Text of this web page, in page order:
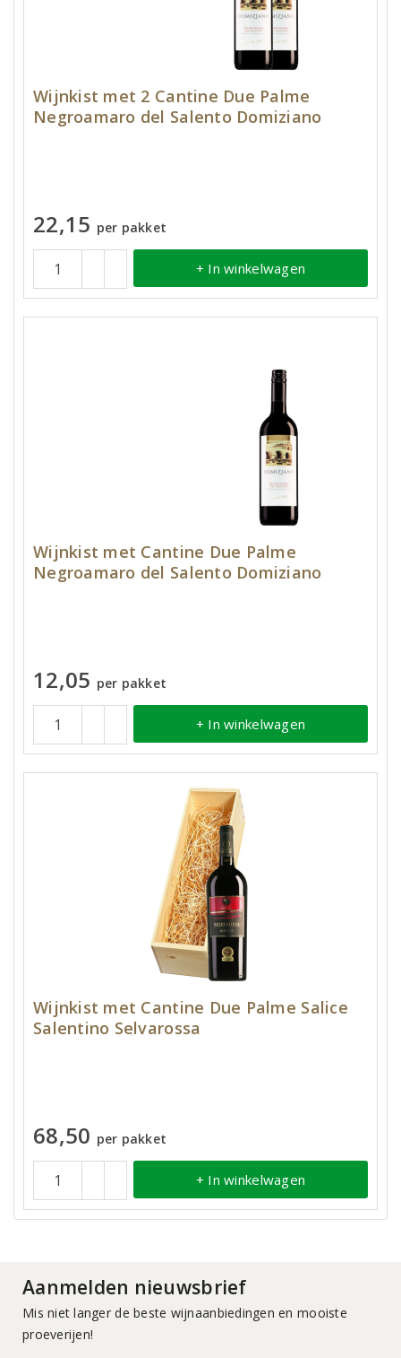
Wijnkist met 2 Cantine Due Palme
Negroamaro del Salento Domiziano
22,15 per pakket
+ In winkelwagen
Wijnkist met Cantine Due Palme
Negroamaro del Salento Domiziano
12,05 per pakket
+ In winkelwagen
Wijnkist met Cantine Due Palme Salice
Salentino Selvarossa
68,50 per pakket
+ In winkelwagen
Aanmelden nieuwsbrief
Mis niet langer de beste wijnaanbiedingen en mooiste
proeverijen!